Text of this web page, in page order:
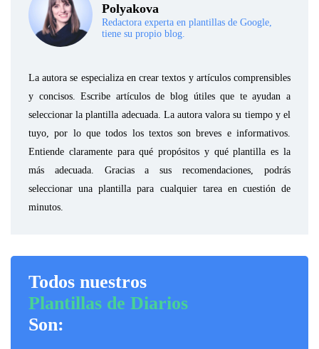
Polyakova
Redactora experta en plantillas de Google,
tiene su propio blog.
La autora se especializa en crear textos y artículos comprensibles
y concisos. Escribe artículos de blog útiles que te ayudan a
seleccionar la plantilla adecuada. La autora valora su tiempo y el
tuyo, por lo que todos los textos son breves e informativos.
Entiende claramente para qué propósitos y qué plantilla es la
más adecuada. Gracias a sus recomendaciones, podrás
seleccionar una plantilla para cualquier tarea en cuestión de
minutos.
Todos nuestros
Plantillas de Diarios
Son: